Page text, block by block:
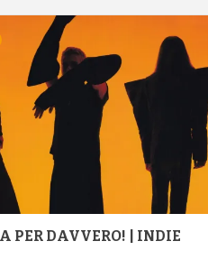
PER DAVVERO! | INDIE